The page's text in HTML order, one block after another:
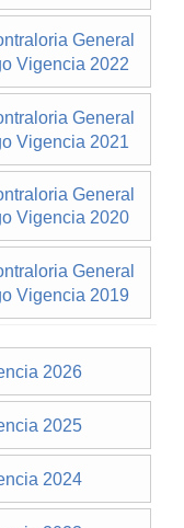
General
Vigencia 2022
General
Vigencia 2021
General
Vigencia 2020
General
Vigencia 2019
2026
2025
2024